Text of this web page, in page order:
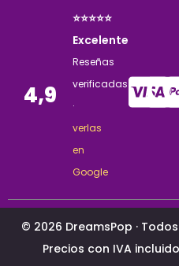
4,9
⭐⭐⭐⭐⭐
Excelente
Reseñas
verificadas
·
verlas
en
Google
© 2026 DreamsPop ·
Precios con IVA incluido